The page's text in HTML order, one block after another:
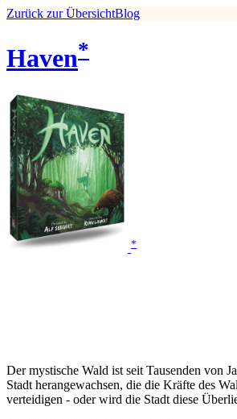
Zurück zur ÜbersichtBlog
Haven*
*
Der mystische Wald ist seit Tausenden von
Stadt herangewachsen, die die Kräfte des
verteidigen - oder wird die Stadt diese